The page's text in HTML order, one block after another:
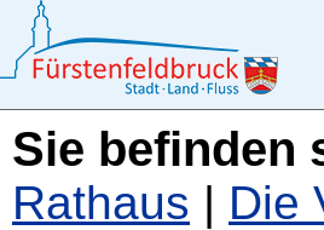
Sie befinden
Rathaus | Die